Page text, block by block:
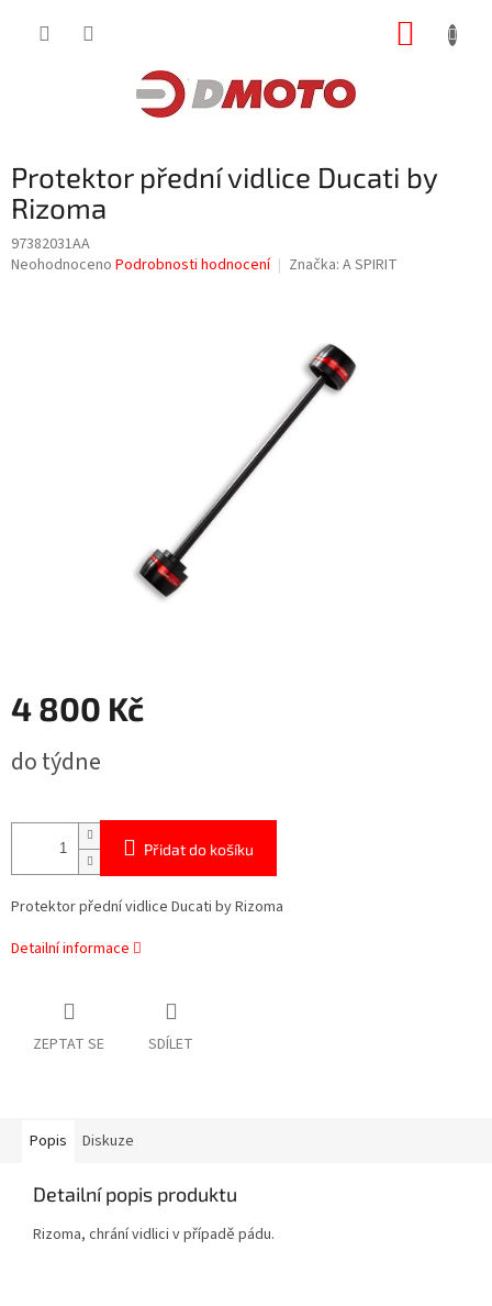
Protektor přední vidlice Ducati by
Rizoma
97382031AA
Průměrné
Neohodnoceno Podrobnosti hodnocení Značka: A SPIRIT
4 800 Kč
cena:
do týdne
Přidat do košíku
Protektor přední vidlice Ducati by Rizoma
Detailní informace
ZEPTAT SE SDÍLET
Popis Diskuze
Detailní popis produktu
Rizoma, chrání vidlici v případě pádu.